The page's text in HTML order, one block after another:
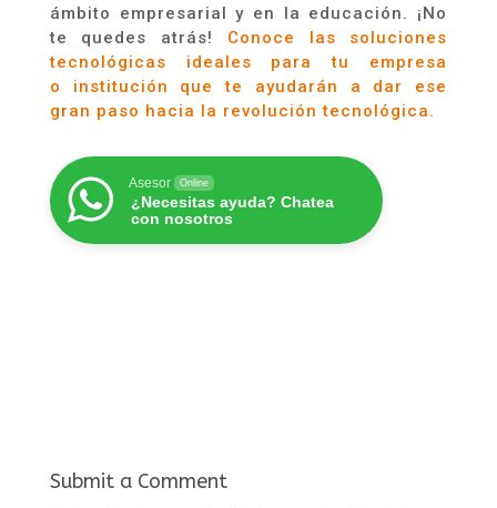
ámbito empresarial y en la educación. ¡No
te quedes atrás! Conoce las soluciones
tecnológicas ideales para tu empresa
o institución que te ayudarán a dar ese
gran paso hacia la revolución tecnológica.
Asesor Online
¿Necesitas ayuda? Chatea
con nosotros
Submit a Comment